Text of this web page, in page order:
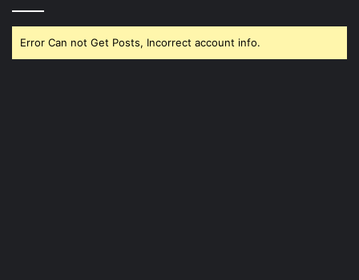
Error Can not Get Posts, Incorrect account info.